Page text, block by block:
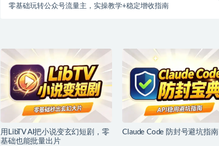
零基础玩转公众号流量主，实操教学+稳定增收指南
用LibTV AI把小说变玄幻短剧，零
基础也能批量出片
Claude Code 防封号避坑指南